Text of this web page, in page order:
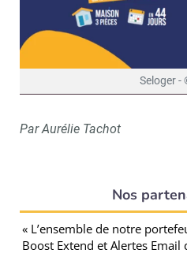
Seloger -
Par Aurélie Tachot
Nos
« L’ensemble de notre
Boost Extend et Alertes Email